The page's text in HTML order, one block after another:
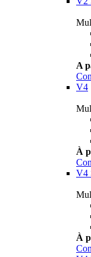
A
V4
À
V4
À